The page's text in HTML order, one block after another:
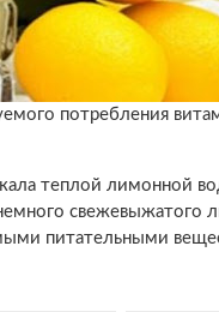
потребления
теплой лимонной
питательными